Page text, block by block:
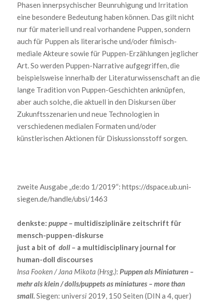
Phasen innerpsychischer Beunruhigung und Irritation
eine besondere Bedeutung haben können. Das gilt nicht
nur für materiell und real vorhandene Puppen, sondern
auch für Puppen als literarische und/oder filmisch-
mediale Akteure sowie für Puppen-Erzählungen jeglicher
Art. So werden Puppen-Narrative aufgegriffen, die
beispielsweise innerhalb der Literaturwissenschaft an die
lange Tradition von Puppen-Geschichten anknüpfen,
aber auch solche, die aktuell in den Diskursen über
Zukunftsszenarien und neue Technologien in
verschiedenen medialen Formaten und/oder
künstlerischen Aktionen für Diskussionsstoff sorgen.
zweite Ausgabe „de:do 1/2019“: https://dspace.ub.uni-
siegen.de/handle/ubsi/1463
denkste: puppe – multidisziplinäre zeitschrift für
mensch-puppen-diskurse
just a bit of doll – a multidisciplinary journal for
human-doll discourses
Insa Fooken / Jana Mikota (Hrsg.): Puppen als Miniaturen –
mehr als klein / dolls/puppets as miniatures – more than
small.Siegen: universi 2019, 150 Seiten (DIN a 4, quer)